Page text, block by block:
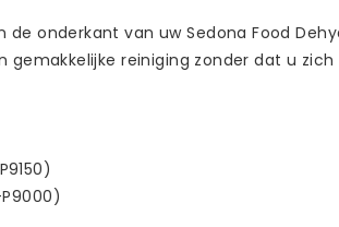
de onderkant van uw Sedona Food
gemakkelijke reiniging zonder dat u